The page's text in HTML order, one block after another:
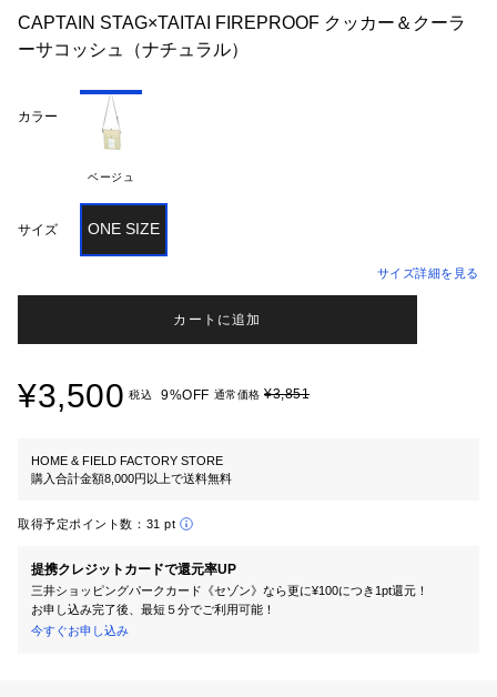
CAPTAIN STAG×TAITAI FIREPROOF クッカー＆クーラ
ーサコッシュ（ナチュラル）
カラー
ベージュ
サイズ ONE SIZE
サイズ詳細を見る
カートに追加
¥3,500 税込 9%OFF 通常価格 ¥3,851
HOME & FIELD FACTORY STORE
購入合計金額8,000円以上で送料無料
取得予定ポイント数： 31 pt
提携クレジットカードで還元率UP
三井ショッピングパークカード《セゾン》なら更に¥100につき1pt還元！
お申し込み完了後、最短５分でご利用可能！
今すぐお申し込み